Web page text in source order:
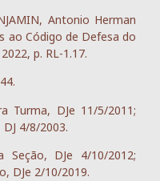
Antonio Herman
ao Código de Defesa do
p. RL-1.17.
Turma, DJe 11/5/2011;
4/8/2003.
Seção, DJe 4/10/2012;
DJe 2/10/2019.